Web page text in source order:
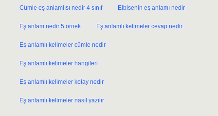
Cümle eş anlamlısı nedir 4 sınıf Elbisenin eş anlamı nedir
Eş anlam nedir 5 örnek Eş anlamlı kelimeler cevap nedir
Eş anlamlı kelimeler cümle nedir
Eş anlamlı kelimeler hangileri
Eş anlamlı kelimeler kolay nedir
Eş anlamlı kelimeler nasıl yazılır